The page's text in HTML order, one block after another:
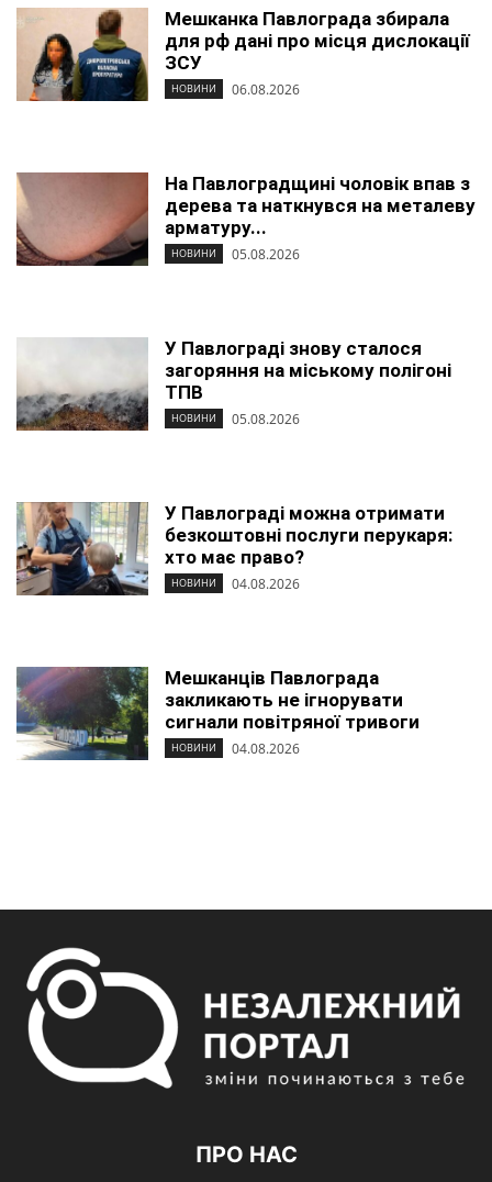
Мешканка Павлограда збирала
для рф дані про місця дислокації
ЗСУ
НОВИНИ 06.08.2026
На Павлоградщині чоловік впав з
дерева та наткнувся на металеву
арматуру...
НОВИНИ 05.08.2026
У Павлограді знову сталося
загоряння на міському полігоні
ТПВ
НОВИНИ 05.08.2026
У Павлограді можна отримати
безкоштовні послуги перукаря:
хто має право?
НОВИНИ 04.08.2026
Мешканців Павлограда
закликають не ігнорувати
сигнали повітряної тривоги
НОВИНИ 04.08.2026
ПРО НАС